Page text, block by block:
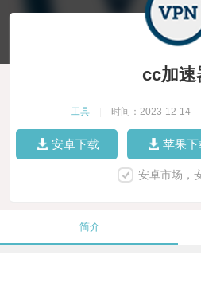
cc加速
工具 时间：2023-12-14
安卓下载 苹果下
安卓市场，
简介